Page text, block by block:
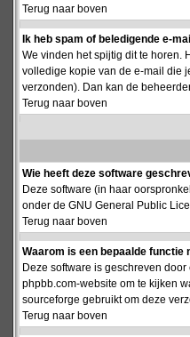
Terug naar boven
Ik heb spam of beledigende e-
We vinden het spijtig dit te horen.
volledige kopie van de e-mail die
verzonden). Dan kan de
Terug naar boven
Wie heeft deze software
Deze software (in haar
onder de GNU General Public
Terug naar boven
Waarom is een bepaalde functie
Deze software is geschreven
phpbb.com-website om te kijken
sourceforge gebruikt om deze
Terug naar boven